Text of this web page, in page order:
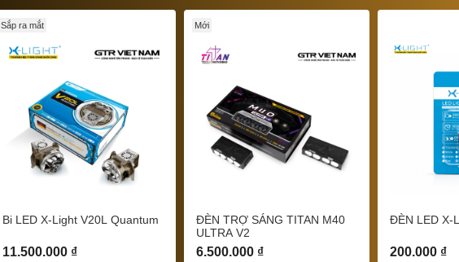
Sắp ra mắt
Bi LED X-Light V20L Quantum
11.500.000 ₫
Mới
ĐÈN TRỢ SÁNG TITAN M40
ULTRA V2
6.500.000 ₫
ĐÈN LED X-
200.000 ₫